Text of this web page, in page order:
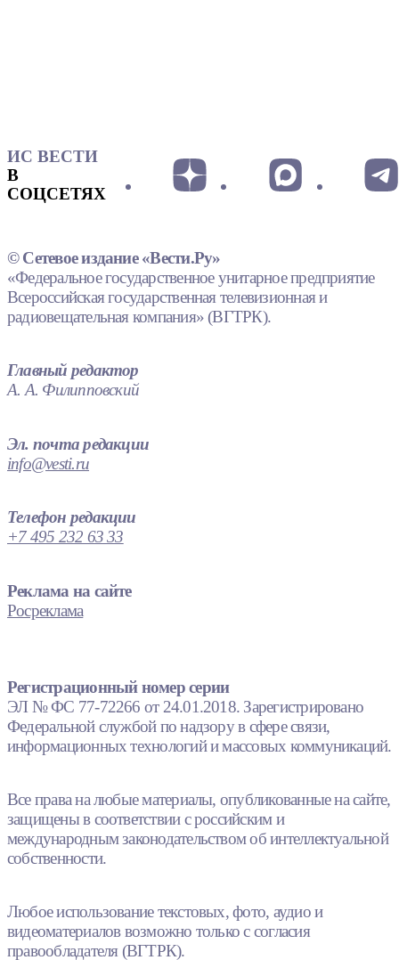
ИС ВЕСТИ
В
СОЦСЕТЯХ
© Сетевое издание «Вести.Ру»
«Федеральное государственное унитарное предприятие
Всероссийская государственная телевизионная и
радиовещательная компания» (ВГТРК).
Главный редактор
А. А. Филипповский
Эл. почта редакции
info@vesti.ru
Телефон редакции
+7 495 232 63 33
Реклама на сайте
Росреклама
Регистрационный номер серии
ЭЛ № ФС 77-72266 от 24.01.2018. Зарегистрировано
Федеральной службой по надзору в сфере связи,
информационных технологий и массовых коммуникаций.
Все права на любые материалы, опубликованные на сайте,
защищены в соответствии с российским и
международным законодательством об интеллектуальной
собственности.
Любое использование текстовых, фото, аудио и
видеоматериалов возможно только с согласия
правообладателя (ВГТРК).